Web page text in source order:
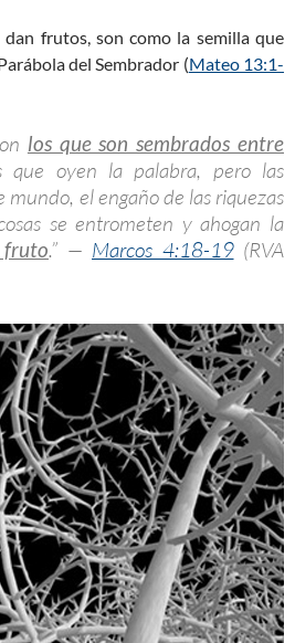
frutos, son como la semilla que
del Sembrador (Mateo 13:1-
los que son sembrados entre
que oyen la palabra, pero las
mundo, el engaño de las riquezas
se entrometen y ahogan la
fruto.” — Marcos 4:18-19(RVA